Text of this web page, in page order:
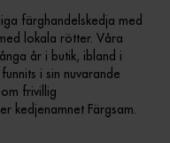
färghandelskedja med
lokala rötter. Våra
år i butik, ibland i
i sin nuvarande
frivillig
kedjenamnet Färgsam.